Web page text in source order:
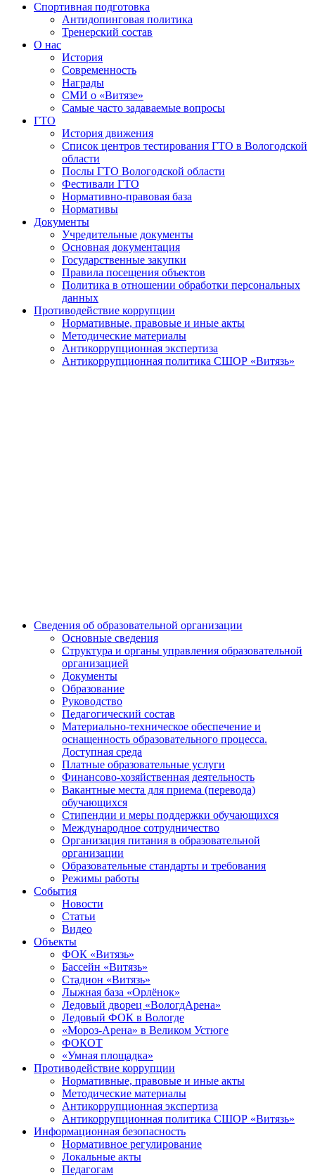
Спортивная подготовка
Антидопинговая политика
Тренерский состав
О нас
История
Современность
Награды
СМИ о «Витязе»
Самые часто задаваемые вопросы
ГТО
История движения
Список центров тестирования ГТО в Вологодской
области
Послы ГТО Вологодской области
Фестивали ГТО
Нормативно-правовая база
Нормативы
Документы
Учредительные документы
Основная документация
Государственные закупки
Правила посещения объектов
Политика в отношении обработки персональных
данных
Противодействие коррупции
Нормативные, правовые и иные акты
Методические материалы
Антикоррупционная экспертиза
Антикоррупционная политика СШОР «Витязь»
Сведения об образовательной организации
Основные сведения
Структура и органы управления образовательной
организацией
Документы
Образование
Руководство
Педагогический состав
Материально-техническое обеспечение и
оснащенность образовательного процесса.
Доступная среда
Платные образовательные услуги
Финансово-хозяйственная деятельность
Вакантные места для приема (перевода)
обучающихся
Стипендии и меры поддержки обучающихся
Международное сотрудничество
Организация питания в образовательной
организации
Образовательные стандарты и требования
Режимы работы
События
Новости
Статьи
Видео
Объекты
ФОК «Витязь»
Бассейн «Витязь»
Стадион «Витязь»
Лыжная база «Орлёнок»
Ледовый дворец «ВологдАрена»
Ледовый ФОК в Вологде
«Мороз-Арена» в Великом Устюге
ФОКОТ
«Умная площадка»
Противодействие коррупции
Нормативные, правовые и иные акты
Методические материалы
Антикоррупционная экспертиза
Антикоррупционная политика СШОР «Витязь»
Информационная безопасность
Нормативное регулирование
Локальные акты
Педагогам